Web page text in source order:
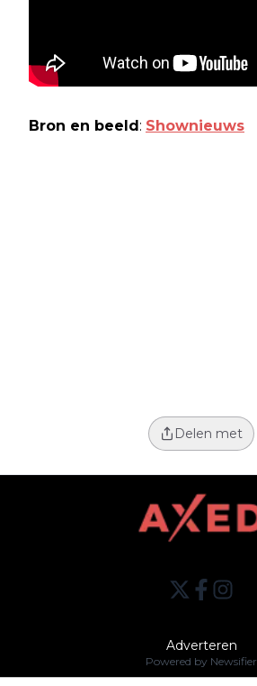
Bron en beeld : Shownieuws
Delen met
Adverteren
Powered by Newsifier